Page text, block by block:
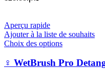
la
page
produit
Aperçu rapide
Ajouter à la liste de souhaits
Choix des optionsCe
a
‍♀️ WetBrush Pro